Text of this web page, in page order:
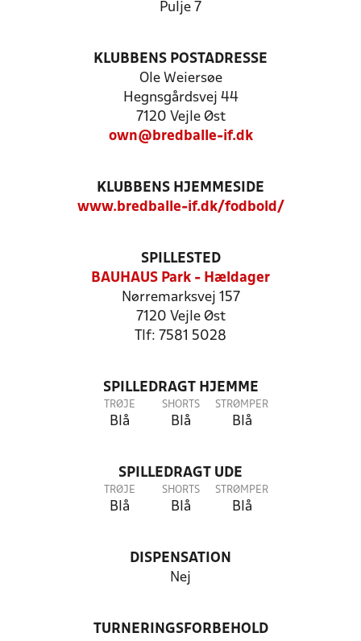
Pulje 7
KLUBBENS POSTADRESSE
Ole Weiersøe
Hegnsgårdsvej 44
7120 Vejle Øst
own@bredballe-if.dk
KLUBBENS HJEMMESIDE
www.bredballe-if.dk/fodbold/
SPILLESTED
BAUHAUS Park - Hældager
Nørremarksvej 157
7120 Vejle Øst
Tlf: 7581 5028
SPILLEDRAGT HJEMME
TRØJE
Blå
SHORTS
Blå
STRØMPER
Blå
SPILLEDRAGT UDE
TRØJE
Blå
SHORTS
Blå
STRØMPER
Blå
DISPENSATION
Nej
TURNERINGSFORBEHOLD